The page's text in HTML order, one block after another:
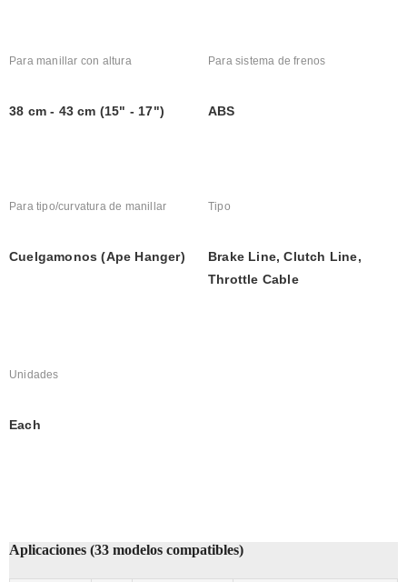
Para manillar con altura
38 cm - 43 cm (15" - 17")
Para sistema de frenos
ABS
Para tipo/curvatura de manillar
Cuelgamonos (Ape Hanger)
Tipo
Brake Line, Clutch Line,
Throttle Cable
Unidades
Each
Aplicaciones (33 modelos compatibles)